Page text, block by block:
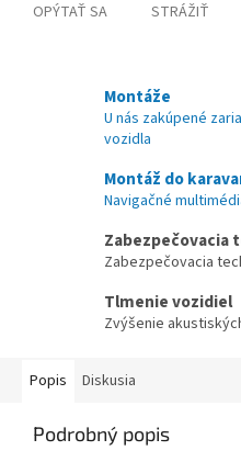
OPÝTAŤ SA STRÁŽIŤ
Montáže
U nás zakúpené
vozidla
Montáž do
Navigačné
Zabezpečovacia
Zabezpečovacia
Tlmenie vozidiel
Zvýšenie
Popis Diskusia
Podrobný popis